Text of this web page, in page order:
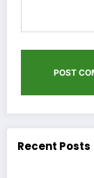
Recent Posts